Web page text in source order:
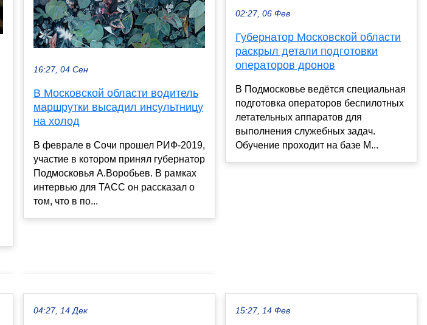
16:27, 04 Сен
В Московской области водитель
маршрутки высадил инсультницу
на холод
В феврале в Сочи прошел РИФ-2019,
участие в котором принял губернатор
Подмосковья А.Воробьев. В рамках
интервью для ТАСС он рассказал о
том, что в по...
02:27, 06 Фев
Губернатор Московской области
раскрыл детали подготовки
операторов дронов
В Подмосковье ведётся специальная
подготовка операторов беспилотных
летательных аппаратов для
выполнения служебных задач.
Обучение проходит на базе М...
04:27, 14 Дек 15:27, 14 Фев